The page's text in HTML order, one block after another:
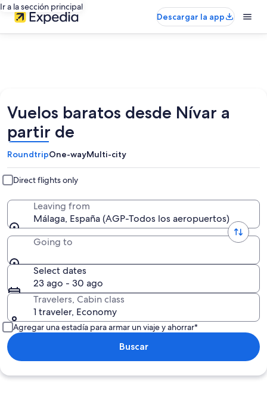
Ir a la sección principal
Descargar la app
Vuelos baratos desde Nívar a
partir de
RoundtripOne-wayMulti-city
Direct flights only
Leaving from
Málaga, España (AGP-Todos los aeropuertos)
Going to
Select dates
23 ago - 30 ago
Travelers, Cabin class
1 traveler, Economy
Agregar una estadía para armar un viaje y ahorrar*
Buscar